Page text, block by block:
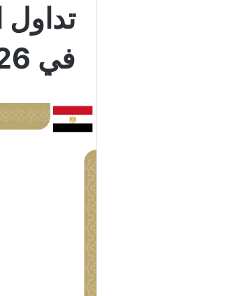
تداول
في 2026